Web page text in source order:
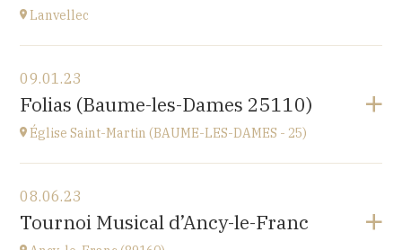
Lanvellec
Lanvellec
at15H
Go to site
09.01.23
Folias (Baume-les-Dames 25110)
Église Saint-Martin (BAUME-LES-DAMES - 25)
église Saint-Martin,
place St Martin, 25110 Baume-les-Dames
at20H00
08.06.23
Tournoi Musical d’Ancy-le-Franc